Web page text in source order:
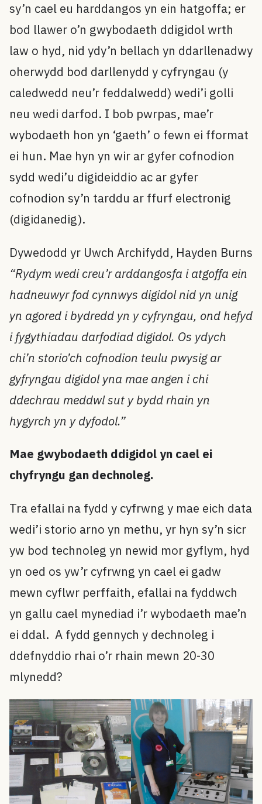
sy’n cael eu harddangos yn ein hatgoffa; er
bod llawer o’n gwybodaeth ddigidol wrth
law o hyd, nid ydy’n bellach yn ddarllenadwy
oherwydd bod darllenydd y cyfryngau (y
caledwedd neu’r feddalwedd) wedi’i golli
neu wedi darfod. I bob pwrpas, mae’r
wybodaeth hon yn ‘gaeth’ o fewn ei fformat
ei hun. Mae hyn yn wir ar gyfer cofnodion
sydd wedi’u digideiddio ac ar gyfer
cofnodion sy’n tarddu ar ffurf electronig
(digidanedig).
Dywedodd yr Uwch Archifydd, Hayden Burns
“Rydym wedi creu’r arddangosfa i atgoffa ein
hadneuwyr fod cynnwys digidol nid yn unig
yn agored i bydredd yn y cyfryngau, ond hefyd
i fygythiadau darfodiad digidol. Os ydych
chi’n storio’ch cofnodion teulu pwysig ar
gyfryngau digidol yna mae angen i chi
ddechrau meddwl sut y bydd rhain yn
hygyrch yn y dyfodol.”
Mae gwybodaeth ddigidol yn cael ei
chyfryngu gan dechnoleg.
Tra efallai na fydd y cyfrwng y mae eich data
wedi’i storio arno yn methu, yr hyn sy’n sicr
yw bod technoleg yn newid mor gyflym, hyd
yn oed os yw’r cyfrwng yn cael ei gadw
mewn cyflwr perffaith, efallai na fyddwch
yn gallu cael mynediad i’r wybodaeth mae’n
ei ddal. A fydd gennych y dechnoleg i
ddefnyddio rhai o’r rhain mewn 20-30
mlynedd?